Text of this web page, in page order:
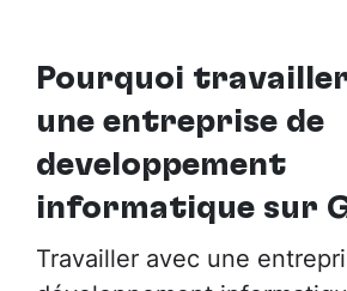
Pourquoi
une entreprise de
développement
informatique sur
Travailler avec une